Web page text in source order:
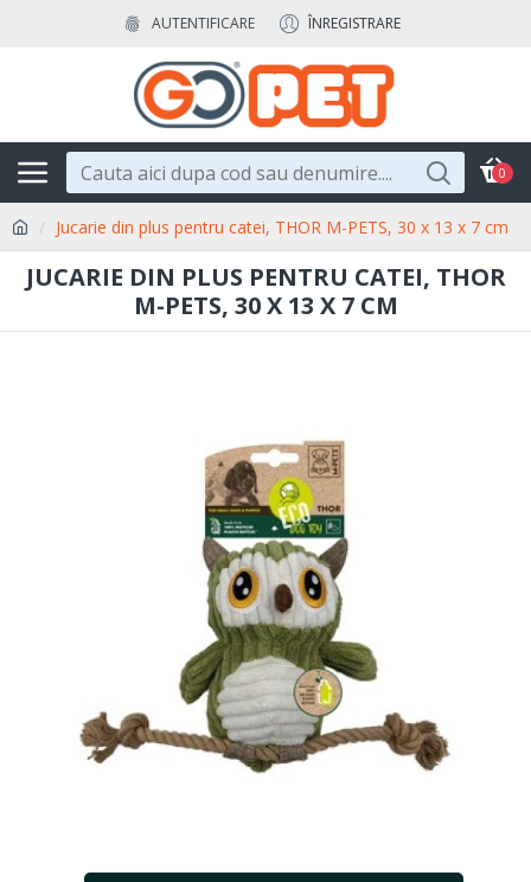
AUTENTIFICARE ÎNREGISTRARE
0
Jucarie din plus pentru catei, THOR M-PETS, 30 x 13 x 7 cm
JUCARIE DIN PLUS PENTRU CATEI, THOR
M-PETS, 30 X 13 X 7 CM